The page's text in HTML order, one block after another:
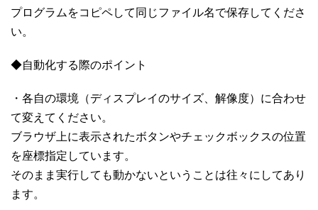
プログラムをコピペして同じファイル名で保存してくださ
い。
◆自動化する際のポイント
・各自の環境（ディスプレイのサイズ、解像度）に合わせ
て変えてください。
ブラウザ上に表示されたボタンやチェックボックスの位置
を座標指定しています。
そのまま実行しても動かないということは往々にしてあり
ます。